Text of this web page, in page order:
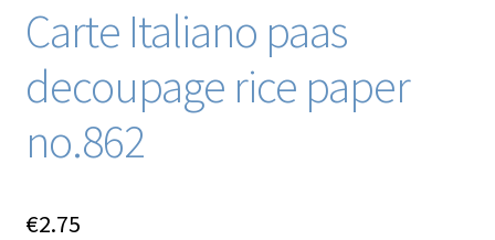
Carte Italiano paas
decoupage rice paper
no.862
€2.75